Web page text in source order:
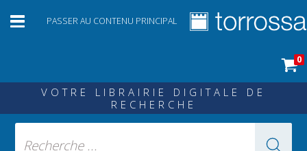
PASSER AU CONTENU PRINCIPAL
0
VOTRE LIBRAIRIE DIGITALE DE
RECHERCHE